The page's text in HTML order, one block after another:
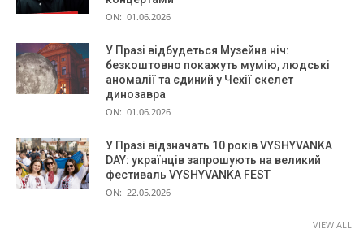
ON: 01.06.2026
У Празі відбудеться Музейна ніч:
безкоштовно покажуть мумію, людські
аномалії та єдиний у Чехії скелет
динозавра
ON: 01.06.2026
У Празі відзначать 10 років VYSHYVANKA
DAY: українців запрошують на великий
фестиваль VYSHYVANKA FEST
ON: 22.05.2026
VIEW ALL